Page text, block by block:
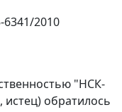
6341/2010
"НСК-
обратилось